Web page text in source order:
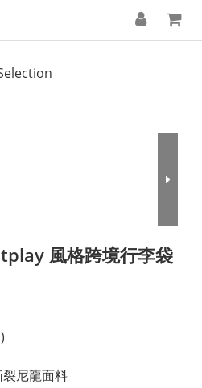
風格跨境行李袋
尼龍面料